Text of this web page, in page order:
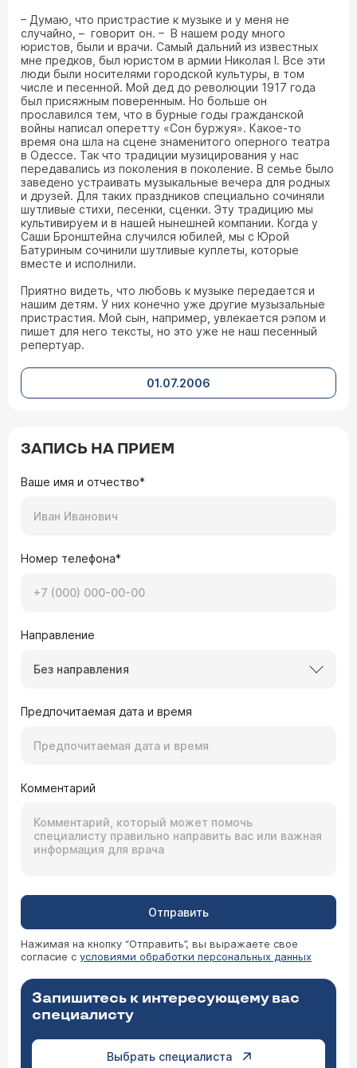
– Думаю, что пристрастие к музыке и у меня не
случайно, – говорит он. – В нашем роду много
юристов, были и врачи. Самый дальний из известных
мне предков, был юристом в армии Николая I. Все эти
люди были носителями городской культуры, в том
числе и песенной. Мой дед до революции 1917 года
был присяжным поверенным. Но больше он
прославился тем, что в бурные годы гражданской
войны написал оперетту «Сон буржуя». Какое-то
время она шла на сцене знаменитого оперного театра
в Одессе. Так что традиции музицирования у нас
передавались из поколения в поколение. В семье было
заведено устраивать музыкальные вечера для родных
и друзей. Для таких праздников специально сочиняли
шутливые стихи, песенки, сценки. Эту традицию мы
культивируем и в нашей нынешней компании. Когда у
Саши Бронштейна случился юбилей, мы с Юрой
Батуриным сочинили шутливые куплеты, которые
вместе и исполнили.
Приятно видеть, что любовь к музыке передается и
нашим детям. У них конечно уже другие музызальные
пристрастия. Мой сын, например, увлекается рэпом и
пишет для него тексты, но это уже не наш песенный
репертуар.
01.07.2006
ЗАПИСЬ НА ПРИЕМ
Ваше имя и отчество*
Номер телефона*
Направление
Без направления
Предпочитаемая дата и время
Комментарий
Отправить
Нажимая на кнопку “Отправить”, вы выражаете свое
согласие с условиями обработки персональных данных
Запишитесь к интересующему вас
специалисту
Выбрать специалиста